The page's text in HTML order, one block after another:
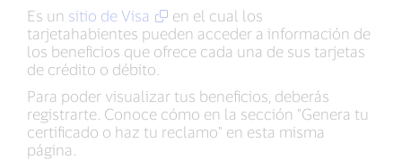
Es un sitio de Visa
en el cual los
tarjetahabientes pueden acceder a información de
los beneficios que ofrece cada una de sus tarjetas
de crédito o débito.
Para poder visualizar tus beneficios, deberás
registrarte. Conoce cómo en la sección "Genera tu
certificado o haz tu reclamo" en esta misma
página.